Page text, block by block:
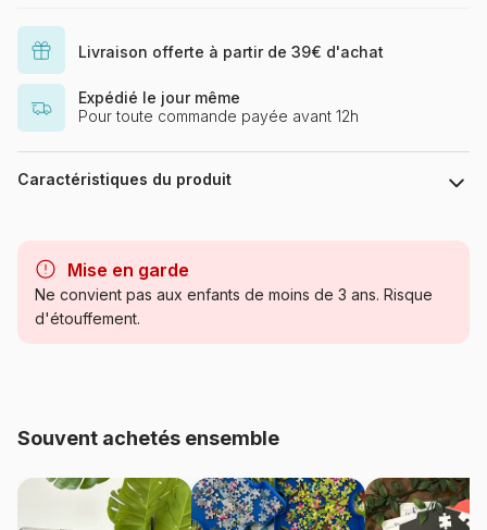
Livraison offerte à partir de 39€ d'achat
Expédié le jour même
Pour toute commande payée avant 12h
Caractéristiques du produit
Catégorie
Provenance Pologne
Trefl-33060
Mise en garde
Ne convient pas aux enfants de moins de 3 ans. Risque
d'étouffement.
Souvent achetés ensemble